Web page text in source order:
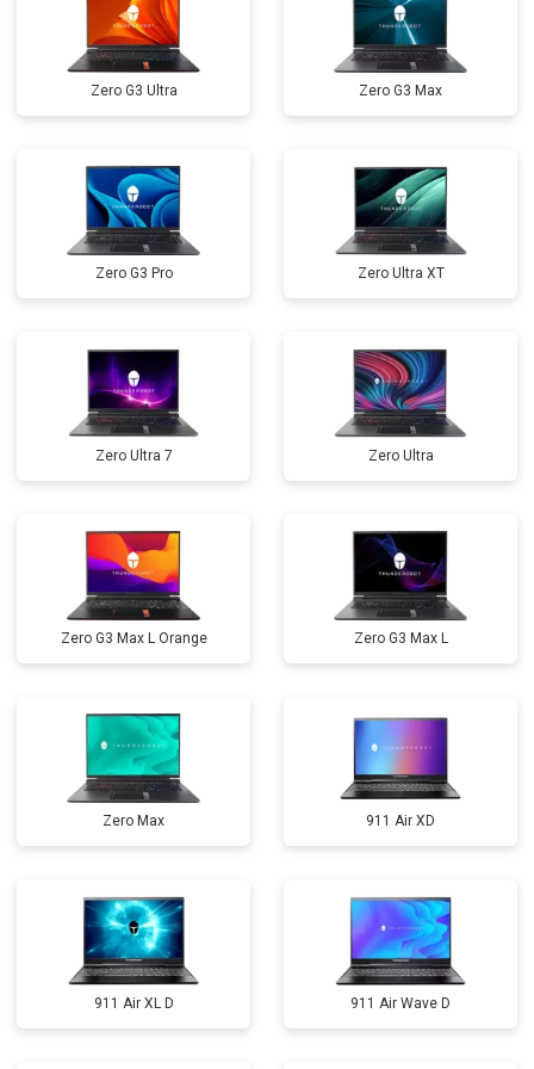
Замена оперативной памяти от 1100 ₽ Заказать
Прошивка BIOS от 1500 ₽ Заказать
Замена северного моста от 3500 ₽
Zero G3 Ultra Zero G3 Max
Zero G3 Pro Zero Ultra XT
Zero Ultra 7 Zero Ultra
Zero G3 Max L Orange Zero G3 Max L
Zero Max 911 Air XD
911 Air XL D 911 Air Wave D